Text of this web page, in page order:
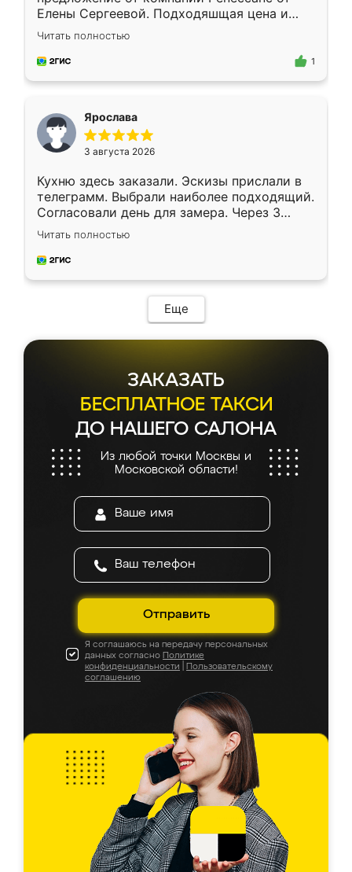
Елены Сергеевой. Подходяшщая цена и
короткие сроки изготовления. Приехавший
для замера сотрудник Владислав
предложил по моему эскизу самый
Читать полностью
1
Ярослава
3 августа 2026
Кухню здесь заказали. Эскизы прислали в
телеграмм. Выбрали наиболее подходящий.
Согласовали день для замера. Через 3
недели кухня была уже готова. Остались
довольны работой. Спасибо Ренессанс
мебель за качественную работу!
Читать полностью
Еще
ЗАКАЗАТЬ
БЕСПЛАТНОЕ ТАКСИ
ДО НАШЕГО САЛОНА
Из любой точки Москвы и
Московской области!
Отправить
Я соглашаюсь на передачу персональных
данных согласно Политике
конфиденциальности
Пользовательскому
соглашению